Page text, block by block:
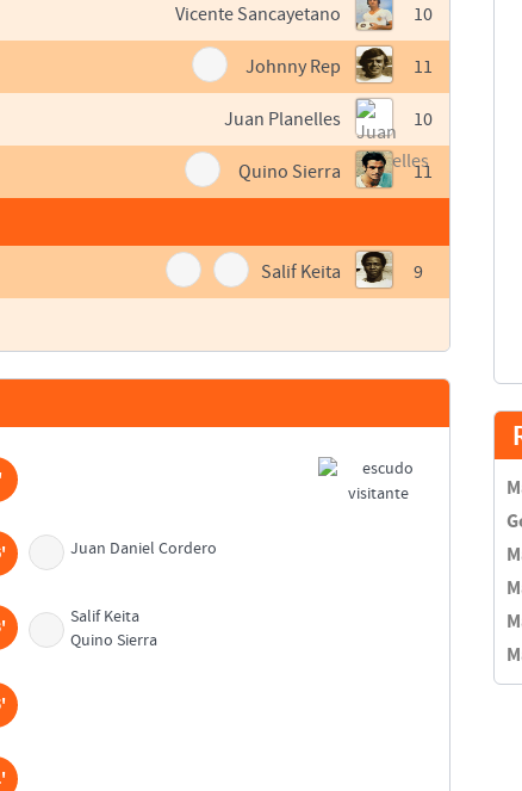
10
Vicente Sancayetano
11
Johnny Rep
10
Juan Planelles
11
Quino Sierra
9
Salif Keita
Juan Daniel Cordero
Salif Keita
Quino Sierra